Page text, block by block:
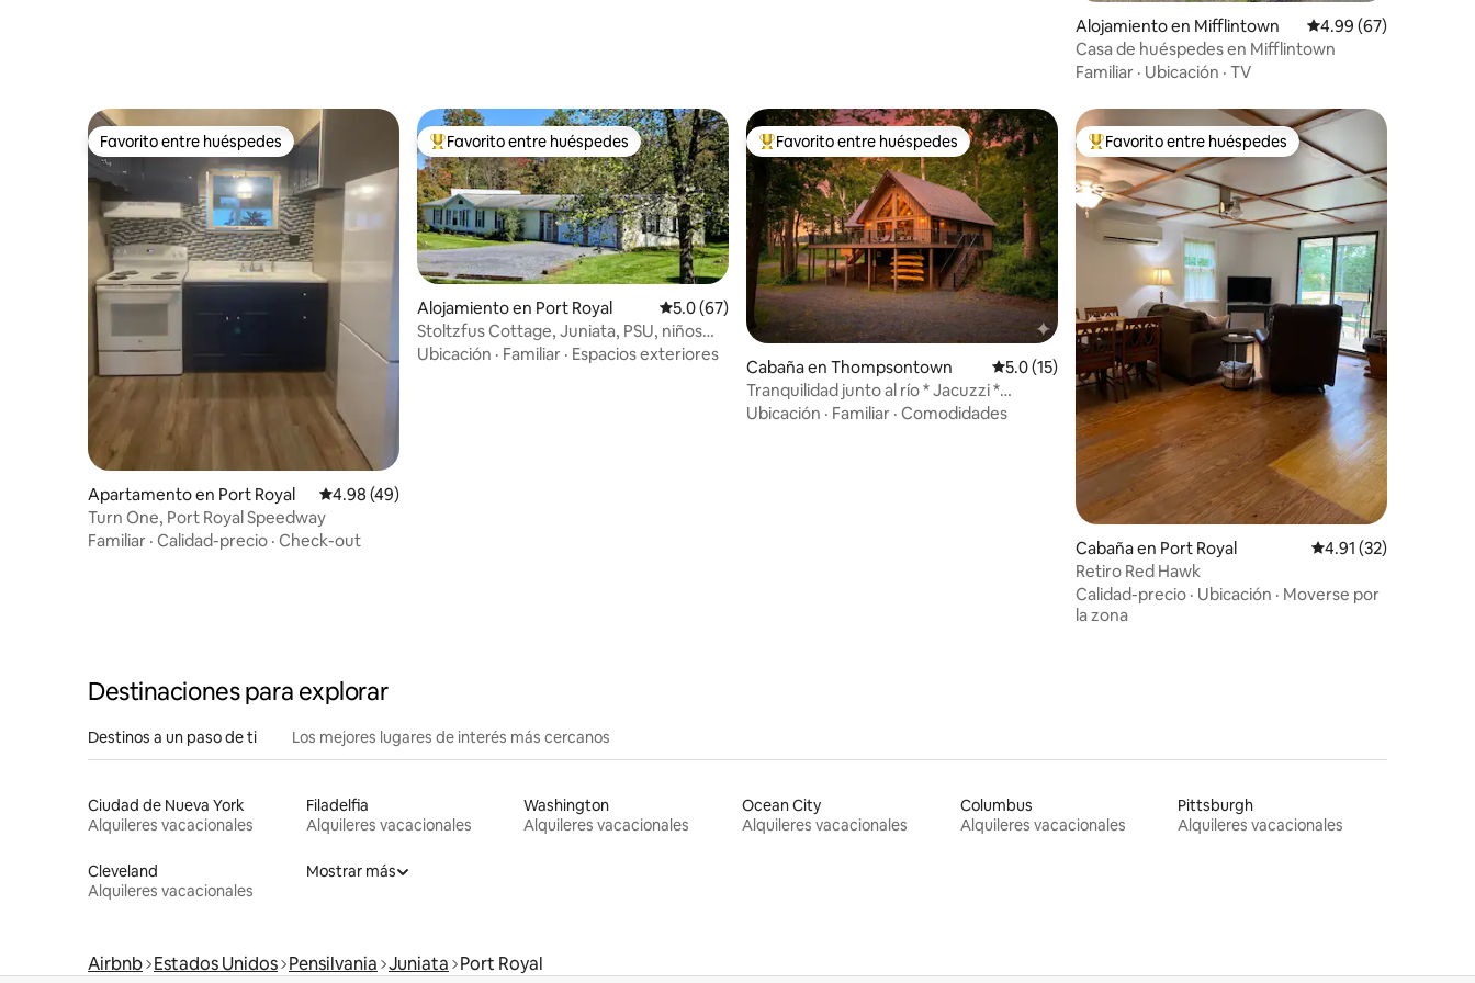
Alojamiento en Mifflintown Calificación
4.99 (67)
Casa de huéspedes en Mifflintown
Familiar · Ubicación · TV
Favorito entre huéspedes
Favorito entre huéspedes
Apartamento en Port Royal Calificación promedio: 4.98 de 5, 49 reseñas
4.98 (49)
Turn One, Port Royal Speedway
Familiar · Calidad-precio · Check-out
Favorito entre huéspedes preferido
Favorito entre huéspedes
Alojamiento en Port Royal Calificación promedio: 5.0 de 5, 67 reseñas
5.0 (67)
Stoltzfus Cottage, Juniata, PSU, niños
bienvenidos.
Ubicación · Familiar · Espacios exteriores
Favorito entre huéspedes preferido
Favorito entre huéspedes
Cabaña en Thompsontown Calificación promedio: 5.0 de 5, 15 reseñas
5.0 (15)
Tranquilidad junto al río * Jacuzzi *
Pacífico * Naturaleza
Ubicación · Familiar · Comodidades
Favorito entre huéspedes preferido
Favorito entre huéspedes
Cabaña en Port Royal Calificación
4.91 (32)
Retiro Red Hawk
Calidad-precio · Ubicación · Moverse por
la zona
Destinaciones para explorar
Destinos a un paso de ti Los mejores lugares de interés más cercanos
Ciudad de Nueva York
Alquileres vacacionales
Filadelfia
Alquileres vacacionales
Washington
Alquileres vacacionales
Ocean City
Alquileres vacacionales
Columbus
Alquileres vacacionales
Pittsburgh
Alquileres vacacionales
Cleveland
Alquileres vacacionales
Mostrar más
Airbnb Estados Unidos Pensilvania Juniata Port Royal